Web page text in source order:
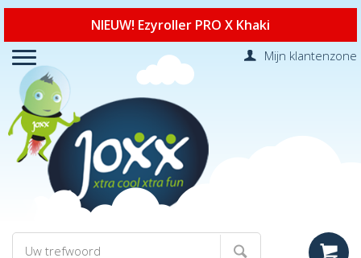
NIEUW! Ezyroller PRO X Khaki
Mijn klantenzone